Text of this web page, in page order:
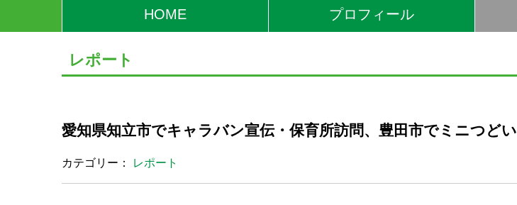
HOME プロフィール
レポート
愛知県知立市でキャラバン宣伝・保育所訪問、豊田市でミニつどい
カテゴリー： レポート